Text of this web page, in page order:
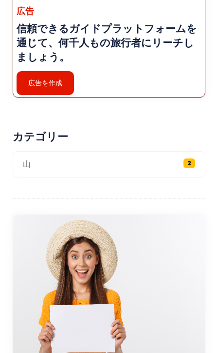
郷土料理: ハッカリは、独特の料理の伝統を誇り、
その影響を受けています。 クルド人と地域の伝統
による。地元の味を試すチャンスをお見逃しなく
「Kürt Böreği」（クルド菓子）、「Dilber
Dudağı」（クルド菓子）などの名物料理 デザー
トの一種）と「タンドゥル・ケバブ」（オーブン
で焼いたケバブ）。発見できる 伝統的なレストラ
ンや本場の味を味わえる地元の飲食店 はっかり料
ションを提供しています。 ホテル、ゲストハウ
中心部に位置しており、アクセスが便利です。 ア
メニティとサービス。
広告
信頼できるガイドプラットフォームを
通じて、何千人もの旅行者にリーチし
ましょう。
広告を作成
カテゴリー
山 2